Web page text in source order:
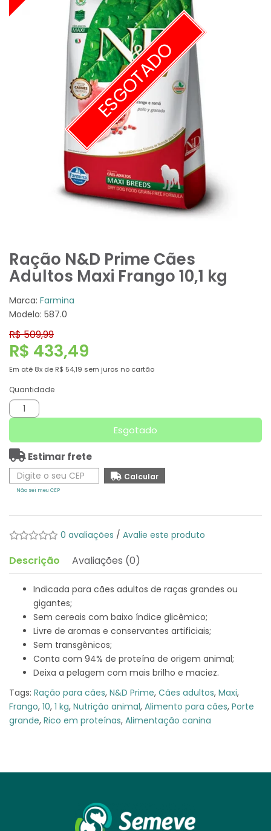
ESGOTADO
Ração N&D Prime Cães
Adultos Maxi Frango 10,1 kg
Marca: Farmina
Modelo: 587.0
R$ 509,99
R$ 433,49
Em até 8x de R$ 54,19 sem juros no cartão
Quantidade
Esgotado
Estimar frete
Não sei meu CEP
0 avaliações / Avalie este produto
Descrição Avaliações (0)
Indicada para cães adultos de raças grandes ou
gigantes;
Sem cereais com baixo índice glicêmico;
Livre de aromas e conservantes artificiais;
Sem transgênicos;
Conta com 94% de proteína de origem animal;
Deixa a pelagem com mais brilho e maciez.
Tags: Ração para cães, N&D Prime, Cães adultos, Maxi,
Frango, 10, 1 kg, Nutrição animal, Alimento para cães, Porte
grande, Rico em proteínas, Alimentação canina